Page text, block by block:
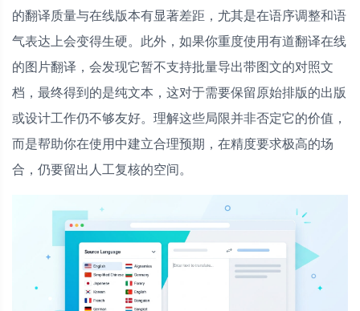
的翻译质量与在线版本有显著差距，尤其是在语序调整和语
气表达上会变得生硬。此外，如果你重度使用有道翻译在线
的图片翻译，会发现它暂不支持批量导出带图文的对照文
档，最终得到的是纯文本，这对于需要保留原始排版的出版
或设计工作仍不够友好。理解这些局限并非否定它的价值，
而是帮助你在使用中建立合理预期，在精度要求极高的场
合，仍要留出人工复核的空间。